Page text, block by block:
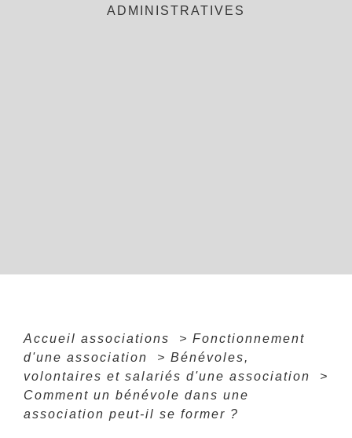
ADMINISTRATIVES
Accueil associations > Fonctionnement
d'une association
> Bénévoles,
volontaires et salariés d'une association
>
Comment un bénévole dans une
association peut-il se former ?